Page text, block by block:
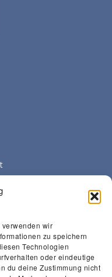
wir
zu speichern
Technologien
oder eindeutige
du deine Zustimmung nicht